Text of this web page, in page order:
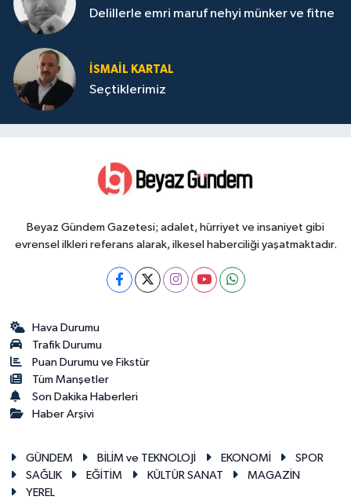
Delillerle emri maruf nehyi münker ve fitne
İSMAIL KARTAL
Seçtiklerimiz
Beyaz Gündem Gazetesi; adalet, hürriyet ve insaniyet gibi
evrensel ilkleri referans alarak, ilkesel haberciliği yaşatmaktadır.
Hava Durumu
Trafik Durumu
Puan Durumu ve Fikstür
Tüm Manşetler
Son Dakika Haberleri
Haber Arşivi
GÜNDEM BİLİM ve TEKNOLOJİ EKONOMİ
SPOR
SAĞLIK
EĞİTİM KÜLTÜR SANAT
MAGAZİN
YEREL